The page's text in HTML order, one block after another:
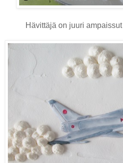
Hävittäjä on juuri